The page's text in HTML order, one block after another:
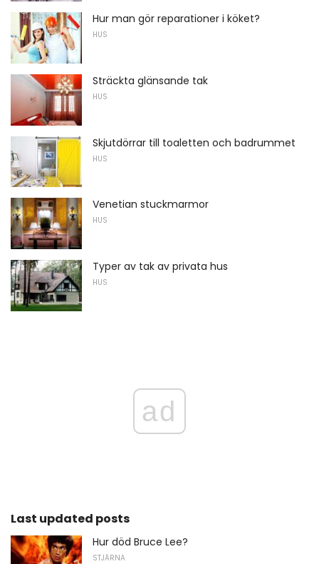
Hur man gör reparationer i köket?
HUS
Sträckta glänsande tak
HUS
Skjutdörrar till toaletten och badrummet
HUS
Venetian stuckmarmor
HUS
Typer av tak av privata hus
HUS
ad
Last updated posts
Hur död Bruce Lee?
STJÄRNA